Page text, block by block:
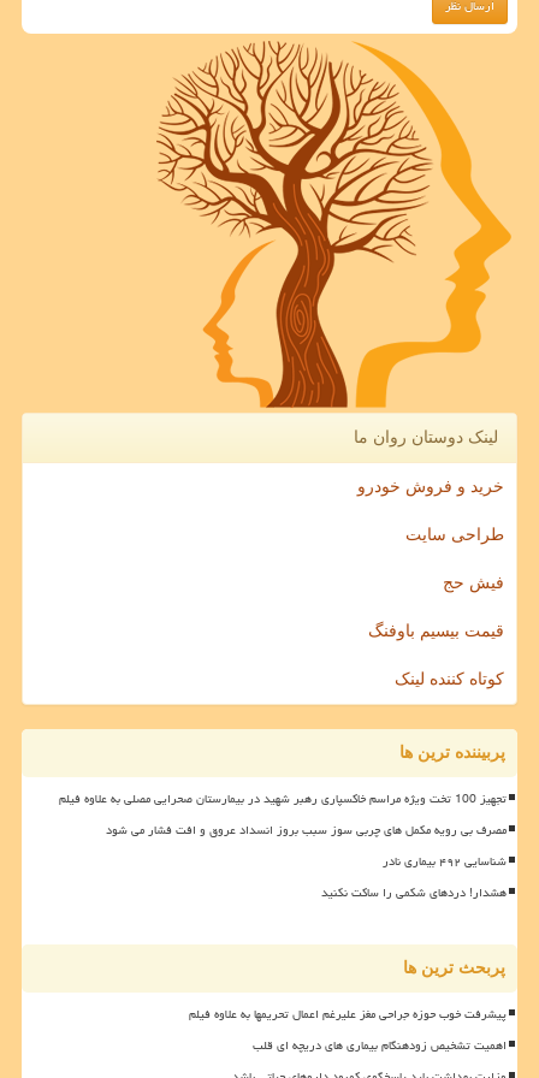
لینک دوستان روان ما
خرید و فروش خودرو
طراحی سایت
فیش حج
قیمت بیسیم باوفنگ
کوتاه کننده لینک
پربیننده ترین ها
تجهیز 100 تخت ویژه مراسم خاکسپاری رهبر شهید در بیمارستان صحرایی مصلی به علاوه فیلم
مصرف بی رویه مکمل های چربی سوز سبب بروز انسداد عروق و افت فشار می شود
شناسایی ۴۹۲ بیماری نادر
هشدار! دردهای شکمی را ساکت نکنید
پربحث ترین ها
پیشرفت خوب حوزه جراحی مغز علیرغم اعمال تحریمها به علاوه فیلم
اهمیت تشخیص زودهنگام بیماری های دریچه ای قلب